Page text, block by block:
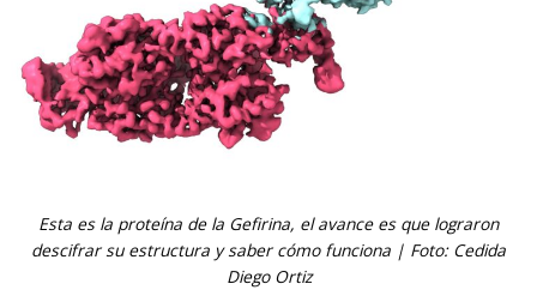
Esta es la proteína de la Gefirina, el avance es que lograron
descifrar su estructura y saber cómo funciona | Foto: Cedida
Diego Ortiz